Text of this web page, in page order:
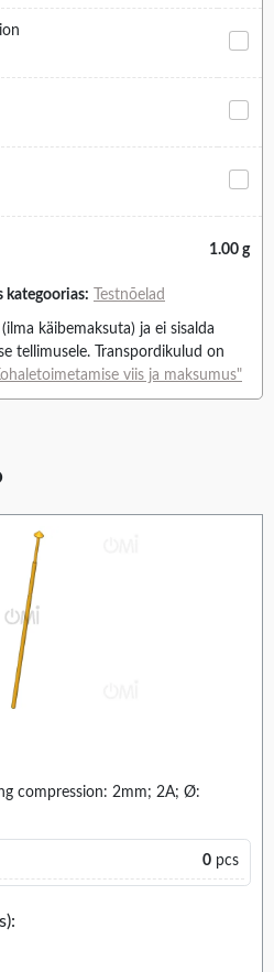
1.00 g
kategoorias: Testnõelad
käibemaksuta) ja ei sisalda
tellimusele. Transpordikulud on
viis ja maksumus"
compression: 2mm; 2A; Ø:
0 pcs